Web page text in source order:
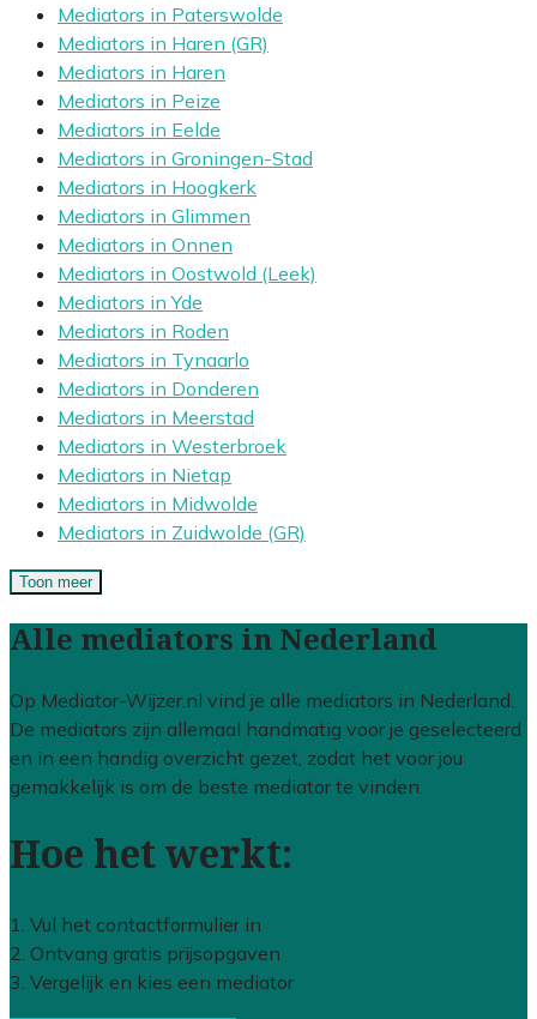
Mediators in Paterswolde
Mediators in Haren (GR)
Mediators in Haren
Mediators in Peize
Mediators in Eelde
Mediators in Groningen-Stad
Mediators in Hoogkerk
Mediators in Glimmen
Mediators in Onnen
Mediators in Oostwold (Leek)
Mediators in Yde
Mediators in Roden
Mediators in Tynaarlo
Mediators in Donderen
Mediators in Meerstad
Mediators in Westerbroek
Mediators in Nietap
Mediators in Midwolde
Mediators in Zuidwolde (GR)
Toon meer
Alle mediators in Nederland
Op Mediator-Wijzer.nl vind je alle mediators in Nederland.
De mediators zijn allemaal handmatig voor je geselecteerd
en in een handig overzicht gezet, zodat het voor jou
gemakkelijk is om de beste mediator te vinden.
Hoe het werkt:
1. Vul het contactformulier in
2. Ontvang gratis prijsopgaven
3. Vergelijk en kies een mediator